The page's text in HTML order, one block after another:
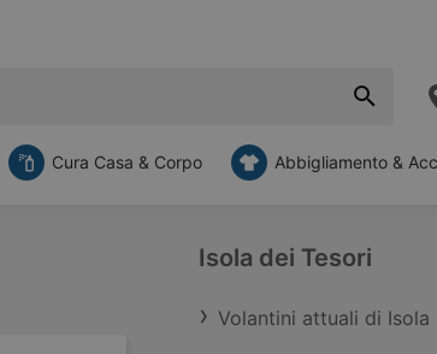
Cura Casa & Corpo Abbigliamento &
Isola dei Tesori
Volantini attuali di Isola